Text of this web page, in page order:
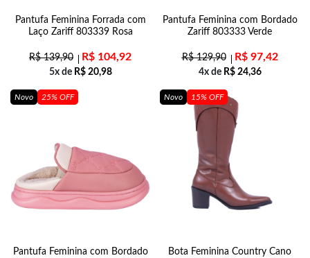
Pantufa Feminina Forrada com
Laço Zariff 803339 Rosa
R$139,90 R$ 104,92
5x de R$20,98
Pantufa Feminina com Bordado
Zariff 803333 Verde
R$129,90 R$97,42
4x de R$24,36
Novo 25% OFF
Pantufa Feminina com Bordado
Novo 15% OFF
Bota Feminina Country Cano